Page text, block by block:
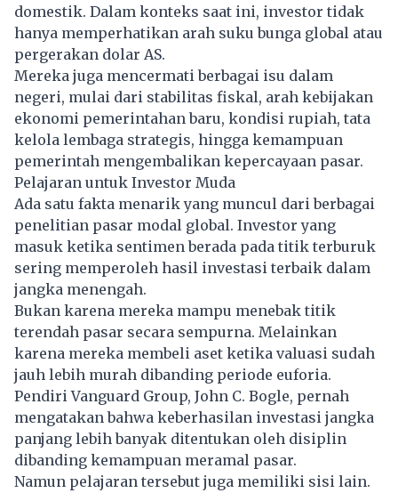
domestik. Dalam konteks saat ini, investor tidak
hanya memperhatikan arah suku bunga global atau
pergerakan dolar AS.
Mereka juga mencermati berbagai isu dalam
negeri, mulai dari stabilitas fiskal, arah kebijakan
ekonomi pemerintahan baru, kondisi rupiah, tata
kelola lembaga strategis, hingga kemampuan
pemerintah mengembalikan kepercayaan pasar.
Pelajaran untuk Investor Muda
Ada satu fakta menarik yang muncul dari berbagai
penelitian pasar modal global. Investor yang
masuk ketika sentimen berada pada titik terburuk
sering memperoleh hasil investasi terbaik dalam
jangka menengah.
Bukan karena mereka mampu menebak titik
terendah pasar secara sempurna. Melainkan
karena mereka membeli aset ketika valuasi sudah
jauh lebih murah dibanding periode euforia.
Pendiri Vanguard Group, John C. Bogle, pernah
mengatakan bahwa keberhasilan investasi jangka
panjang lebih banyak ditentukan oleh disiplin
dibanding kemampuan meramal pasar.
Namun pelajaran tersebut juga memiliki sisi lain.